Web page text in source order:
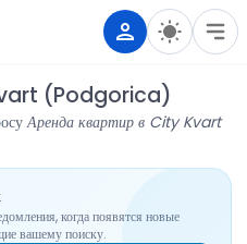
(Podgorica)
Аренда квартир в City Kvart
когда появятся новые
вашему поиску.